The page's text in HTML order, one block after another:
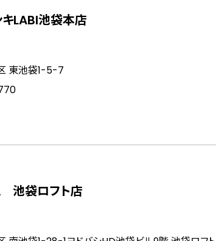
LABI池袋本店
東池袋1-5-7
池袋ロフト店